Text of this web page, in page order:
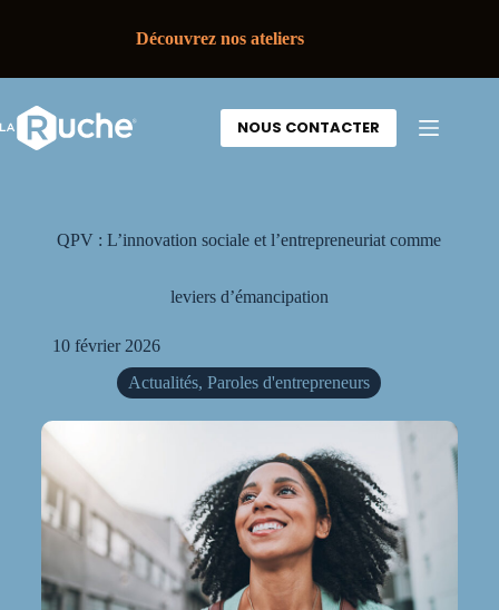
Découvrez nos ateliers
NOUS CONTACTER
QPV : L’innovation sociale et l’entrepreneuriat comme
leviers d’émancipation
10 février 2026
Actualités,Paroles d'entrepreneurs